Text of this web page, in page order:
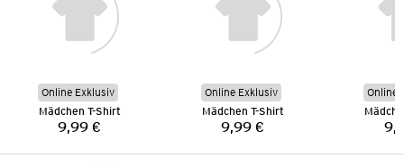
Online Exklusiv
Mädchen T-Shirt
Preis:
9,99 €
Online Exklusiv
Mädchen T-Shirt
Preis:
9,99 €
Online